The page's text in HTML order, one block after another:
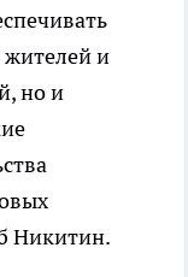
жителей и
но и
Никитин.